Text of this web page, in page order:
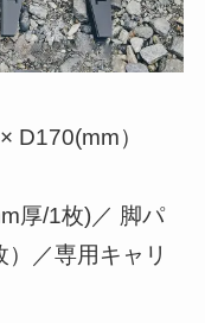
D170(mm）
厚/1枚)／ 脚パ
／専用キャリ